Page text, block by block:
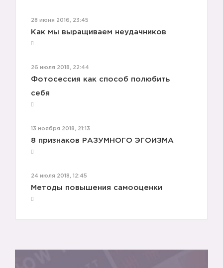
28 июня 2016, 23:45
Как мы выращиваем неудачников
26 июля 2018, 22:44
Фотосессия как способ полюбить
себя
13 ноября 2018, 21:13
8 признаков РАЗУМНОГО ЭГОИЗМА
24 июля 2018, 12:45
Методы повышения самооценки